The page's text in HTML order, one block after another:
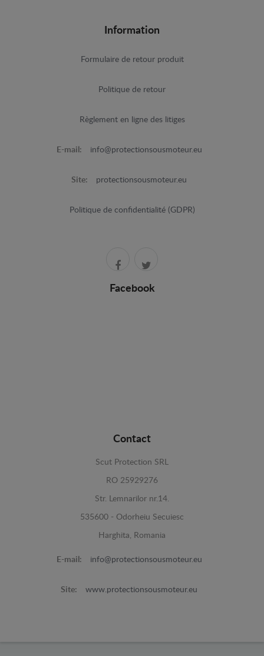
Information
Formulaire de retour produit
Politique de retour
Règlement en ligne des litiges
E-mail: info@protectionsousmoteur.eu
Site: protectionsousmoteur.eu
Politique de confidentialité (GDPR)
Facebook
Contact
Scut Protection SRL
RO 25929276
Str. Lemnarilor nr.14.
535600 - Odorheiu Secuiesc
Harghita, Romania
E-mail: info@protectionsousmoteur.eu
Site: www.protectionsousmoteur.eu